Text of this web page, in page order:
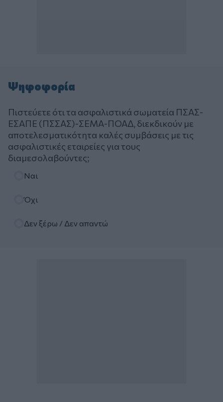
Ψηφοφορία
Πιστεύετε ότι τα ασφαλιστικά σωματεία ΠΣΑΣ-
ΕΣΑΠΕ (ΠΣΣΑΣ)-ΣΕΜΑ-ΠΟΑΔ, διεκδικούν με
αποτελεσματικότητα καλές συμβάσεις με τις
ασφαλιστικές εταιρείες για τους
διαμεσολαβούντες;
Ναι
Όχι
Δεν ξέρω / Δεν απαντώ